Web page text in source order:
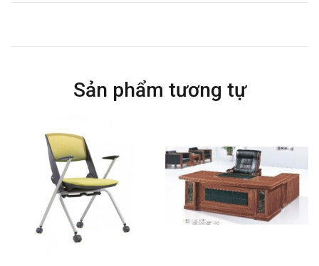
Sản phẩm tương tự